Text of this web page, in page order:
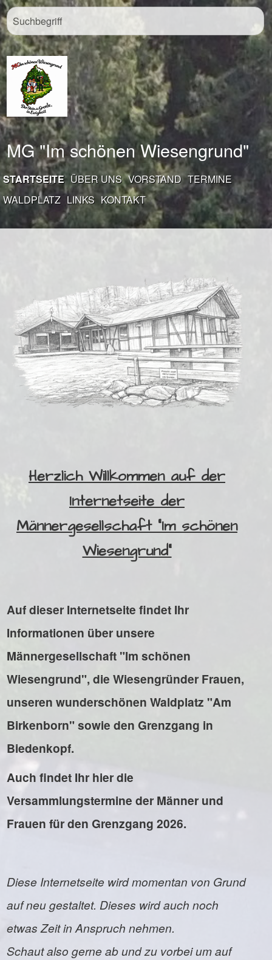
MG "Im schönen Wiesengrund"
STARTSEITE ÜBER UNS VORSTAND TERMINE
WALDPLATZ LINKS KONTAKT
Herzlich Willkommen auf der
Internetseite der
Männergesellschaft "Im schönen
Wiesengrund"
Auf dieser Internetseite findet Ihr
Informationen über unsere
Männergesellschaft "Im schönen
Wiesengrund", die Wiesengründer Frauen,
unseren wunderschönen Waldplatz "Am
Birkenborn" sowie den Grenzgang in
Biedenkopf.
Auch findet Ihr hier die
Versammlungstermine der Männer und
Frauen für den Grenzgang 2026.
Diese Internetseite wird momentan von Grund
auf neu gestaltet. Dieses wird auch noch
etwas Zeit in Anspruch nehmen.
Schaut also gerne ab und zu vorbei um auf